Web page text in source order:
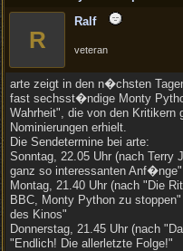
R
Ralf
veteran
arte zeigt in den n�chsten
fast sechsst�ndige Monty
Wahrheit", die von den Kritikern
Nominierungen erhielt.
Die Sendetermine bei arte:
Sonntag, 22.05 Uhr (nach
ganz so interessanten
Montag, 21.40 Uhr (nach "Die
BBC, Monty Python zu
des Kinos"
Donnerstag, 21.45 Uhr (nach
"Endlich! Die allerletzte Folge!"